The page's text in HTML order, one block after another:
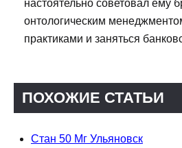
настоятельно советовал ему
онтологическим
практиками и заняться
ПОХОЖИЕ СТАТЬИ
Стан 50 Мг Ульяновск